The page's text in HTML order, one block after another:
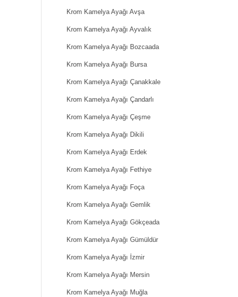
Krom Kamelya Ayağı Avşa
Krom Kamelya Ayağı Ayvalık
Krom Kamelya Ayağı Bozcaada
Krom Kamelya Ayağı Bursa
Krom Kamelya Ayağı Çanakkale
Krom Kamelya Ayağı Çandarlı
Krom Kamelya Ayağı Çeşme
Krom Kamelya Ayağı Dikili
Krom Kamelya Ayağı Erdek
Krom Kamelya Ayağı Fethiye
Krom Kamelya Ayağı Foça
Krom Kamelya Ayağı Gemlik
Krom Kamelya Ayağı Gökçeada
Krom Kamelya Ayağı Gümüldür
Krom Kamelya Ayağı İzmir
Krom Kamelya Ayağı Mersin
Krom Kamelya Ayağı Muğla